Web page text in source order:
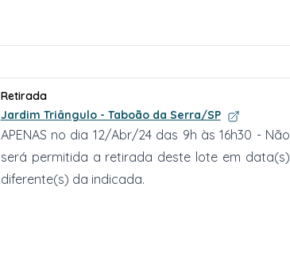
Retirada
Jardim Triângulo - Taboão da Serra/SP
APENAS no dia 12/Abr/24 das 9h às 16h30 - Não
será permitida a retirada deste lote em data(s)
diferente(s) da indicada.